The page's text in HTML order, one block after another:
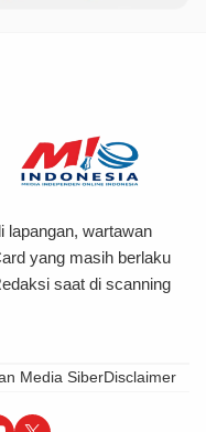
lapangan, wartawan
yang masih berlaku
saat di scanning
Media SiberDisclaimer